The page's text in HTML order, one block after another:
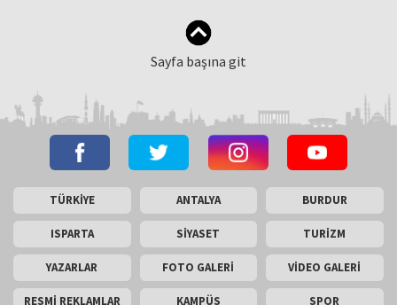
Sayfa başına git
TÜRKİYE ANTALYA BURDUR
ISPARTA SİYASET TURİZM
YAZARLAR FOTO GALERİ VİDEO GALERİ
RESMİ REKLAMLAR KAMPÜS SPOR